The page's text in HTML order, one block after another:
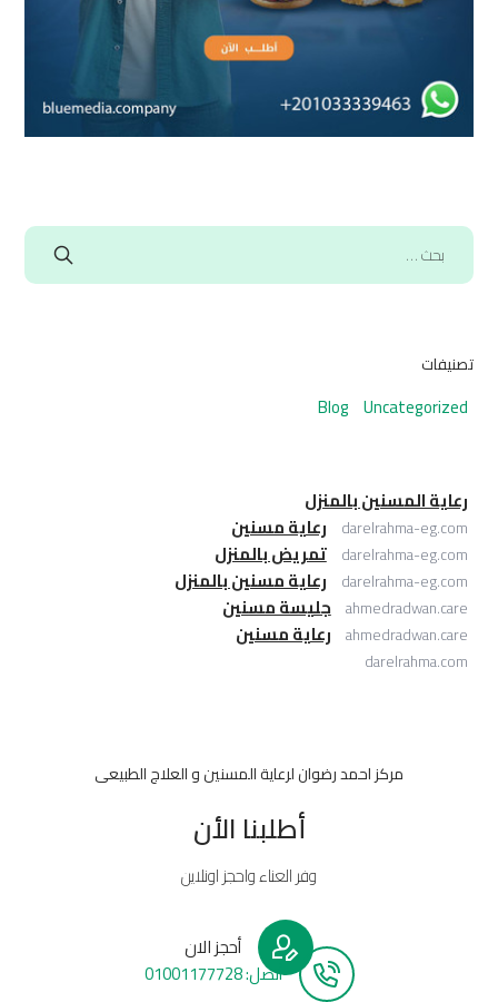
تصنيفات
Blog Uncategorized
رعاية المسنين بالمنزل
darelrahma-eg.com رعاية مسنين
darelrahma-eg.com تمريض بالمنزل
darelrahma-eg.com رعاية مسنين بالمنزل
ahmedradwan.care جليسة مسنين
ahmedradwan.care رعاية مسنين
darelrahma.com
مركز احمد رضوان لرعاية المسنين و العلاج الطبيعى
أطلبنا الأن
وفر العناء واحجز اونلاين
أحجز الان
أتصل: 01001177728